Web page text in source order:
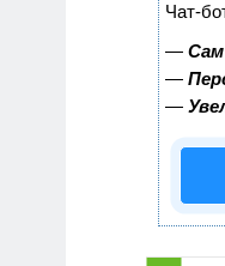
Чат-
— Сам
—
—